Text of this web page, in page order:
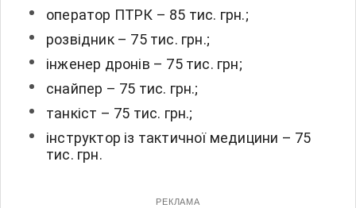
оператор ПТРК – 85 тис. грн.;
розвідник – 75 тис. грн.;
інженер дронів – 75 тис. грн;
снайпер – 75 тис. грн.;
танкіст – 75 тис. грн.;
інструктор із тактичної медицини – 75
тис. грн.
РЕКЛАМА